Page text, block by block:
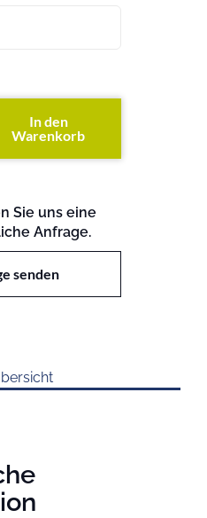
In den
Warenkorb
Sie uns eine
Anfrage.
senden